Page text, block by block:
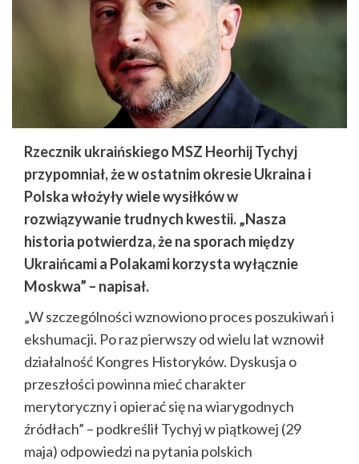
Rzecznik ukraińskiego MSZ Heorhij Tychyj
przypomniał, że w ostatnim okresie Ukraina i
Polska włożyły wiele wysiłków w
rozwiązywanie trudnych kwestii. „Nasza
historia potwierdza, że na sporach między
Ukraińcami a Polakami korzysta wyłącznie
Moskwa” – napisał.
„W szczególności wznowiono proces poszukiwań i
ekshumacji. Po raz pierwszy od wielu lat wznowił
działalność Kongres Historyków. Dyskusja o
przeszłości powinna mieć charakter
merytoryczny i opierać się na wiarygodnych
źródłach” – podkreślił Tychyj w piątkowej (29
maja) odpowiedzi na pytania polskich